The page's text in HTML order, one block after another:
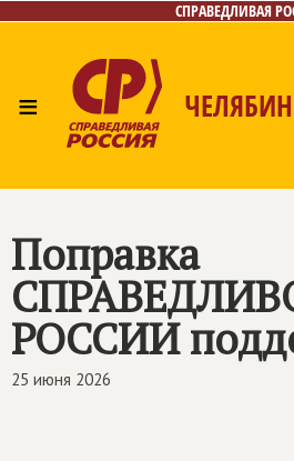
СПРАВЕДЛИВАЯ
≡
Поправка
РОССИИ
25 июня 2026